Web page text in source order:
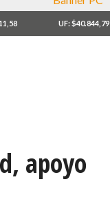
UF: $40.844,79
apoyo